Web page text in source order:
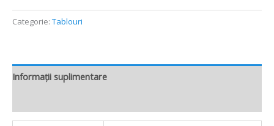
Categorie: Tablouri
Informații suplimentare